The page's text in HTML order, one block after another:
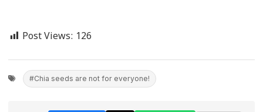
Post Views: 126
#Chia seeds are not for everyone!